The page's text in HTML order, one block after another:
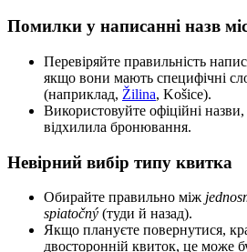
Помилки у написанні назв
Перевіряйте правильність
якщо вони мають специфічні
(наприклад, Žilina, Košice).
Використовуйте офіційні
відхилила бронювання.
Невірний вибір типу квитка
Обирайте правильно між
spiatočný (туди й назад).
Якщо плануєте повернутися,
двосторонній квиток, це може